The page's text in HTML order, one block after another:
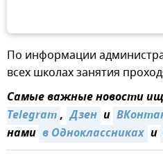
По информации
всех школах занятия
Самые важные новости
Telegram, Дзен и
нами в Одноклассниках и